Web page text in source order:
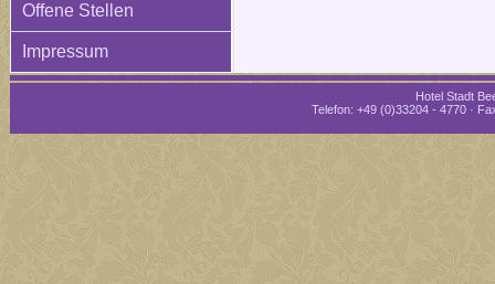
Offene Stellen
Impressum
Hotel Stadt
Telefon: +49 (0)33204 - 4770 ·